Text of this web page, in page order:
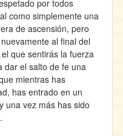
por todos
como simplemente una
de ascensión, pero
al final del
que sentirás la fuerza
dar el salto de fe una
mientras has
has entrado en un
una vez más has sido